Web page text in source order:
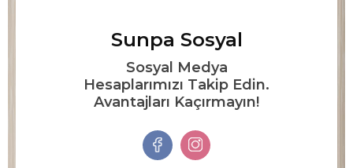
Sunpa Sosyal
Sosyal Medya
Hesaplarımızı Takip Edin.
Avantajları Kaçırmayın!